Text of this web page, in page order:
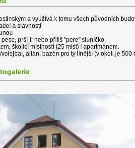
a využívá k tomu všech původních
a slavností
prší-li nebo příliš "pere" sluníčko
školící místností (25 míst) i apartmánem.
altán, bazén pro ty línější (v okolí je 500